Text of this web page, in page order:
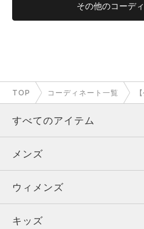
その他のコーデ
TOP コーディネート一覧
すべてのアイテム
メンズ
ウィメンズ
キッズ
メンズ
トップス
ボトムス
ウィメンズ
トップス
キッズ